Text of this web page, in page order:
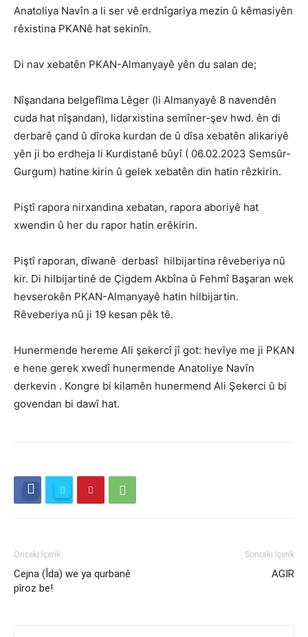
Anatoliya Navîn a li ser vê erdnîgariya mezin û kêmasiyên
rêxistina PKANê hat sekinîn.
Di nav xebatên PKAN-Almanyayê yên du salan de;
Nîşandana belgefîlma Lêger (li Almanyayê 8 navendên
cuda hat nîşandan), lidarxistina semîner-şev hwd. ên di
derbarê çand û dîroka kurdan de û dîsa xebatên alikariyê
yên ji bo erdheja li Kurdistanê bûyî ( 06.02.2023 Semsûr-
Gurgum) hatine kirin û gelek xebatên din hatin rêzkirin.
Piştî rapora nirxandina xebatan, rapora aboriyê hat
xwendin û her du rapor hatin erêkirin.
Piştî raporan, dîwanê derbasî hilbijartina rêveberiya nû
kir. Di hilbijartinê de Çigdem Akbîna û Fehmî Başaran wek
hevserokên PKAN-Almanyayê hatin hilbijartin.
Rêveberiya nû ji 19 kesan pêk tê.
Hunermende hereme Ali şekercî jî got: hevîye me ji PKAN
e hene gerek xwedî hunermende Anatoliye Navîn
derkevin . Kongre bi kilamên hunermend Ali Şekerci û bi
govendan bi dawî hat.
Önceki İçerik
Cejna (Îda) we ya qurbanê
pîroz be!
Sonraki İçerik
AGIR